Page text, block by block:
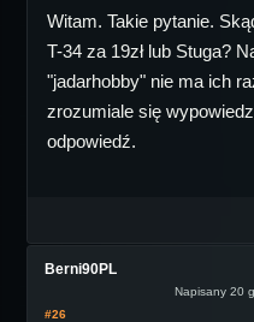
Witam. Takie pytanie.
T-34 za 19zł lub Stuga?
"jadarhobby" nie ma ich
zrozumiale się
odpowiedź.
Berni90PL
Napisany 20
#26